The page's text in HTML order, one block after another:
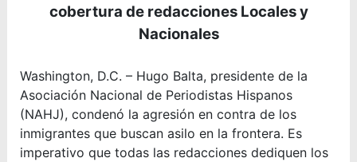
cobertura de redacciones Locales y
Nacionales
Washington, D.C. – Hugo Balta, presidente de la
Asociación Nacional de Periodistas Hispanos
(NAHJ), condenó la agresión en contra de los
inmigrantes que buscan asilo en la frontera. Es
imperativo que todas las redacciones dediquen los